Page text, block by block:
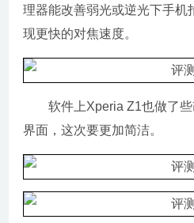
理器能改善弱光或逆光下手机
现更快的对焦速度。
软件上Xperia Z1也做了些
界面，这次要更加简洁。